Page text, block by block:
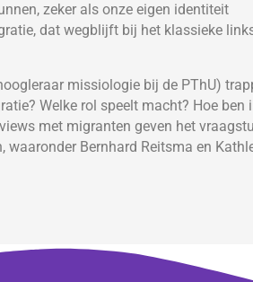
zeker als onze eigen identiteit
dat wegblijft bij het klassieke
missiologie bij de PThU)
Welke rol speelt macht? Hoe ben
met migranten geven het
Bernhard Reitsma en